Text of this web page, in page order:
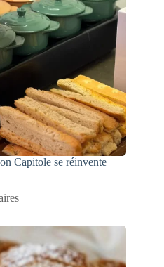
Capitole se réinvente